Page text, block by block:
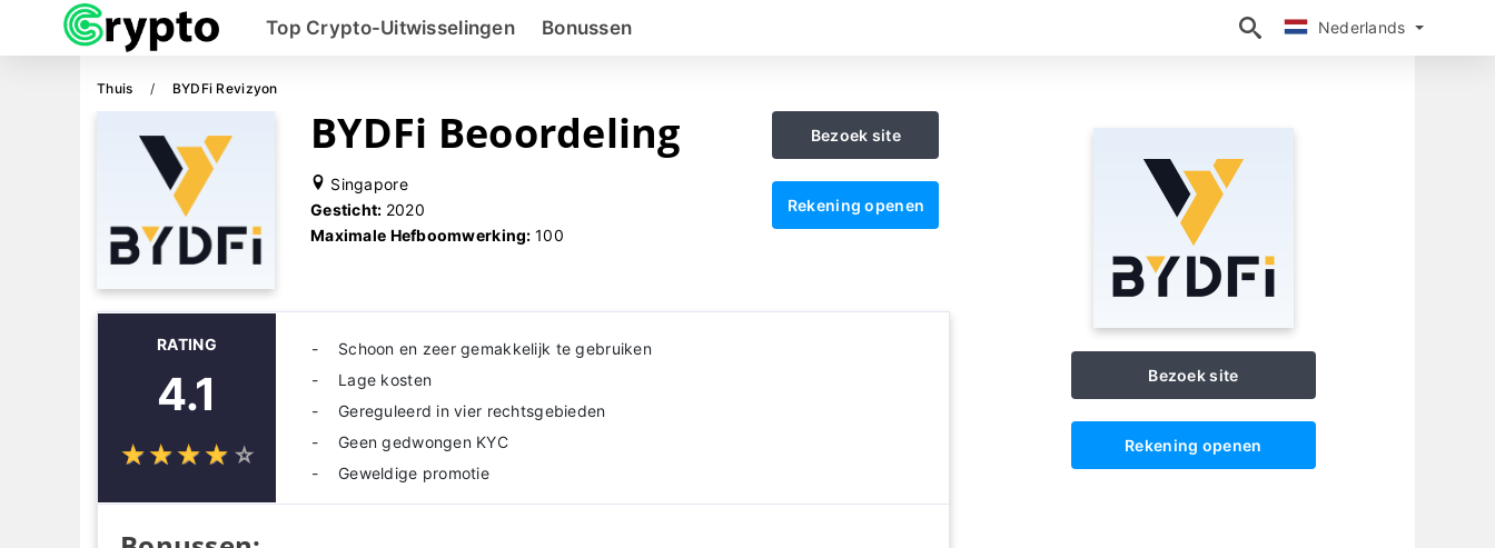
Nederlands
Top Crypto-Uitwisselingen Bonussen Nederlands
Thuis BYDFi Revizyon
BYDFi Beoordeling
Singapore
Gesticht: 2020
Maximale Hefboomwerking: 100
Bezoek site
Rekening openen
RATING
4.1
☆☆☆☆ ☆
★★★★ ★
Schoon en zeer gemakkelijk te gebruiken
Lage kosten
Gereguleerd in vier rechtsgebieden
Geen gedwongen KYC
Geweldige promotie
Bezoek site
Rekening openen